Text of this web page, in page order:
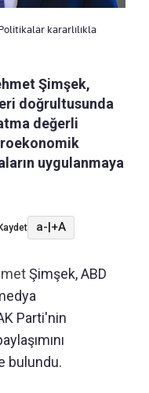
kararlılıkla
Şimşek,
doğrultusunda
değerli
uygulanmaya
Kaydet a- +A
Şimşek, ABD
Parti'nin
bulundu.